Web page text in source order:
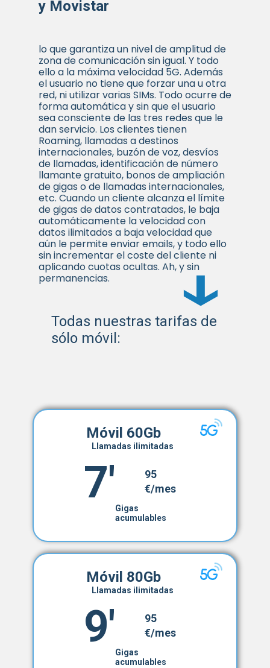
y Movistar
lo que garantiza un nivel de amplitud de
zona de comunicación sin igual. Y todo
ello a la máxima velocidad 5G. Además
el usuario no tiene que forzar una u otra
red, ni utilizar varias SIMs. Todo ocurre de
forma automática y sin que el usuario
sea consciente de las tres redes que le
dan servicio. Los clientes tienen
Roaming, llamadas a destinos
internacionales, buzón de voz, desvíos
de llamadas, identificación de número
llamante gratuito, bonos de ampliación
de gigas o de llamadas internacionales,
etc. Cuando un cliente alcanza el límite
de gigas de datos contratados, le baja
automáticamente la velocidad con
datos ilimitados a baja velocidad que
aún le permite enviar emails, y todo ello
sin incrementar el coste del cliente ni
aplicando cuotas ocultas. Ah, y sin
permanencias.
Todas nuestras tarifas de
sólo móvil:
Móvil 60Gb
Llamadas ilimitadas
95
7' €/mes
Gigas
acumulables
Móvil 80Gb
Llamadas ilimitadas
95
9' €/mes
Gigas
acumulables